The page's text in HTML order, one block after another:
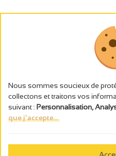
L’abus d’alcool est dangereux
Nous sommes soucieux de
collectons et traitons vos
suivant : Personnalisation,
que j'accepte...